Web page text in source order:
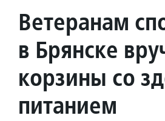
Ветеранам
в Брянске
корзины со
питанием